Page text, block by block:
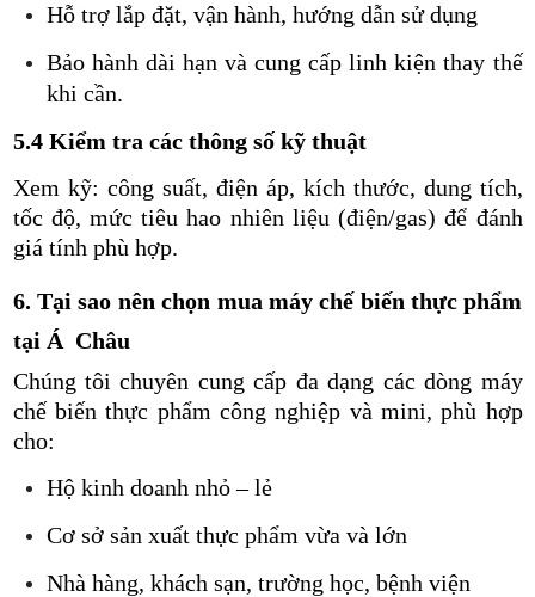
Hỗ trợ lắp đặt, vận hành, hướng dẫn sử dụng
Bảo hành dài hạn và cung cấp linh kiện thay thế
khi cần.
5.4 Kiểm tra các thông số kỹ thuật
Xem kỹ: công suất, điện áp, kích thước, dung tích,
tốc độ, mức tiêu hao nhiên liệu (điện/gas) để đánh
giá tính phù hợp.
6. Tại sao nên chọn mua máy chế biến thực phẩm
tại Á Châu
Chúng tôi chuyên cung cấp đa dạng các dòng máy
chế biến thực phẩm công nghiệp và mini, phù hợp
cho:
Hộ kinh doanh nhỏ – lẻ
Cơ sở sản xuất thực phẩm vừa và lớn
Nhà hàng, khách sạn, trường học, bệnh viện